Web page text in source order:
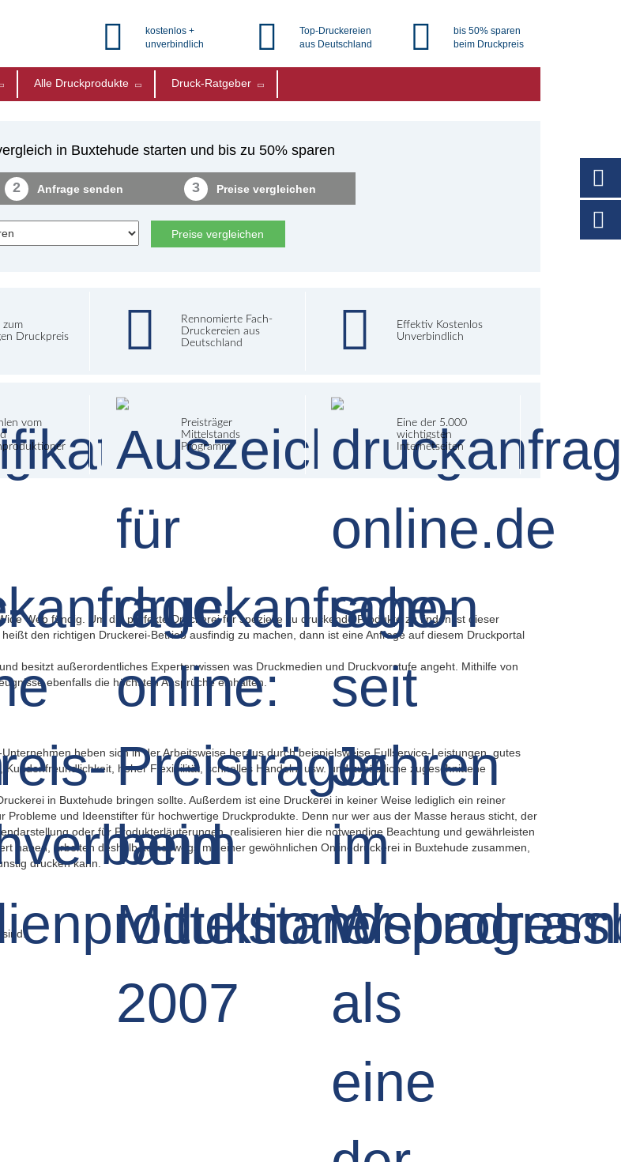
kostenlos +
unverbindlich
Top-Druckereien
aus Deutschland
bis 50% sparen
beim Druckpreis
Alle Druckprodukte Druck-Ratgeber
in Buxtehude starten und bis zu 50% sparen
2 Anfrage senden 3 Preise vergleichen
Preise vergleichen
zum
Druckpreis
Rennomierte Fach-
Druckereien aus
Deutschland
Effektiv Kostenlos
Unverbindlich
vom
Preisträger
Mittelstands
Programm
Eine der 5.000
wichtigsten
Internetseiten
Web fündig. Um die perfekte Druckerei für spezielle zu druckende Produkte zu finden ist dieser
den richtigen Druckerei-Betrieb ausfindig zu machen, dann ist eine Anfrage auf diesem Druckportal
besitzt außerordentliches Expertenwissen was Druckmedien und Druckvorstufe angeht. Mithilfe von
ebenfalls die höchsten Ansprüche einhalten.
heben sich in der Arbeitsweise heraus durch beispielsweise Fullservice-Leistungen, gutes
hoher Flexibilität, schnelles Handeln, usw. und zusätzliche zugeschnittene
in Buxtehude bringen sollte. Außerdem ist eine Druckerei in keiner Weise lediglich ein reiner
und Ideenstifter für hochwertige Druckprodukte. Denn nur wer aus der Masse heraus sticht, der
oder für Produkterläuterungen, realisieren hier die notwendige Beachtung und gewährleisten
haben, arbeiten deshalb keineswegs mit einer gewöhnlichen Onlinedruckerei in Buxtehude zusammen,
drucken kann.